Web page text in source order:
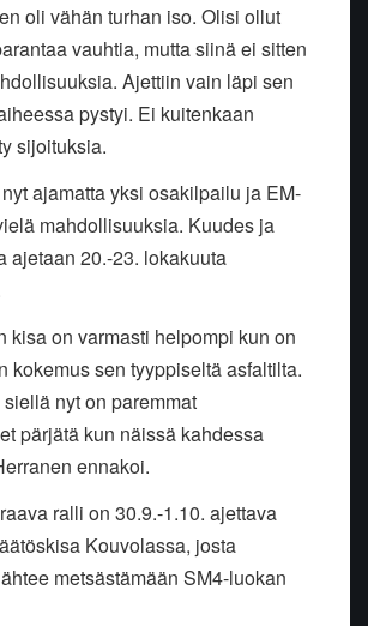
oli vähän turhan iso. Olisi ollut
vauhtia, mutta siinä ei sitten
Ajettiin vain läpi sen
pystyi. Ei kuitenkaan
sijoituksia.
ajamatta yksi osakilpailu ja EM-
mahdollisuuksia. Kuudes ja
ajetaan 20.-23. lokakuuta
kisa on varmasti helpompi kun on
kokemus sen tyyppiseltä asfaltilta.
nyt on paremmat
pärjätä kun näissä kahdessa
ennakoi.
ralli on 30.9.-1.10. ajettava
Kouvolassa, josta
metsästämään SM4-luokan